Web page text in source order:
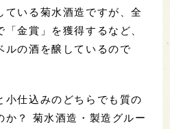
ている菊水酒造ですが、全
金賞」を獲得するなど、
ルの酒を醸しているので
小仕込みのどちらでも質の
か？ 菊水酒造・製造グルー